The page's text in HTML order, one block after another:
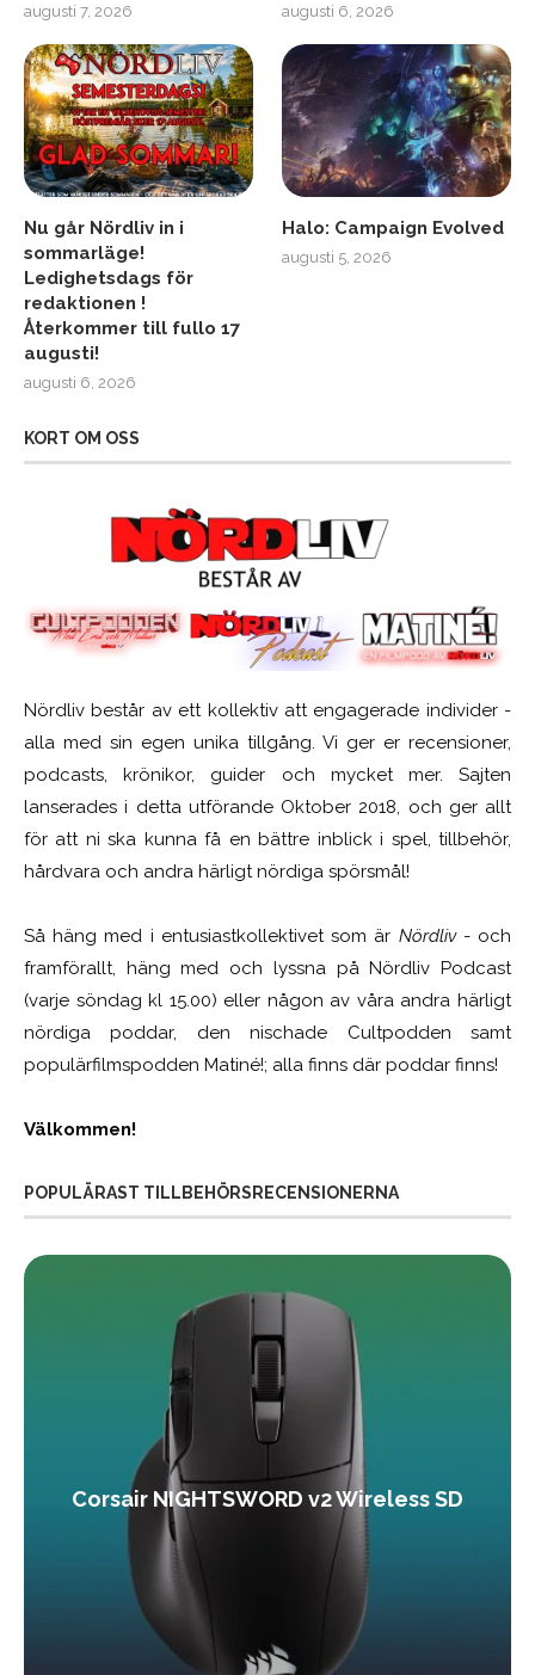
augusti 7, 2026 augusti 6, 2026
Nu går Nördliv in i
sommarläge!
Ledighetsdags för
redaktionen !
Återkommer till fullo 17
augusti!
augusti 6, 2026
Halo: Campaign Evolved
augusti 5, 2026
KORT OM OSS
Nördliv består av ett kollektiv att engagerade individer -
alla med sin egen unika tillgång. Vi ger er recensioner,
podcasts, krönikor, guider och mycket mer. Sajten
lanserades i detta utförande Oktober 2018, och ger allt
för att ni ska kunna få en bättre inblick i spel, tillbehör,
hårdvara och andra härligt nördiga spörsmål!
Så häng med i entusiastkollektivet som är Nördliv- och
framförallt, häng med och lyssna på Nördliv Podcast
(varje söndag kl 15.00) eller någon av våra andra härligt
nördiga poddar, den nischade Cultpodden samt
populärfilmspodden Matiné!; alla finns där poddar finns!
Välkommen!
POPULÄRAST TILLBEHÖRSRECENSIONERNA
Corsair NIGHTSWORD v2 Wireless SD